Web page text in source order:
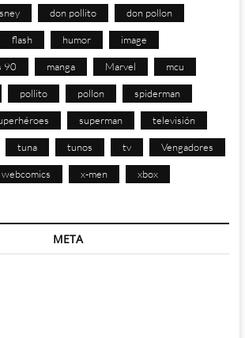
don pollito don pollon
flash humor image
90 manga Marvel mcu
pollito pollon spiderman
superman televisión
tuna tunos tv Vengadores
webcomics x-men xbox
META